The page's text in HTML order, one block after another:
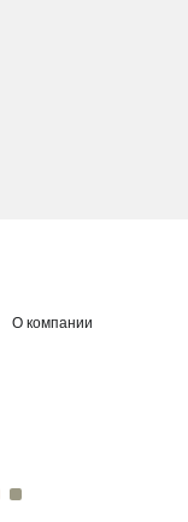
О компании